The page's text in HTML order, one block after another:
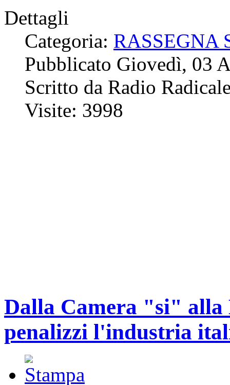
Dettagli
Categoria: RASSEGNA
Pubblicato Giovedì, 03
Scritto da Radio
Visite: 3998
Dalla Camera "si" alla
penalizzi l'industria